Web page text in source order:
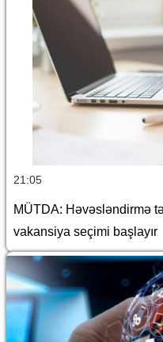
21:05
MÜTDA: Həvəsləndirmə
vakansiya seçimi başlayır